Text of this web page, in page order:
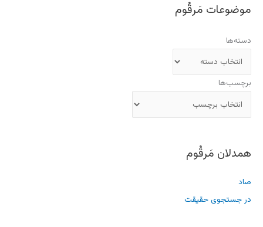
موضوعات مَرقُوم
دسته‌ها
برچسب‌ها
همدلان مَرقُوم
صاد
در جستجوی حقیقت